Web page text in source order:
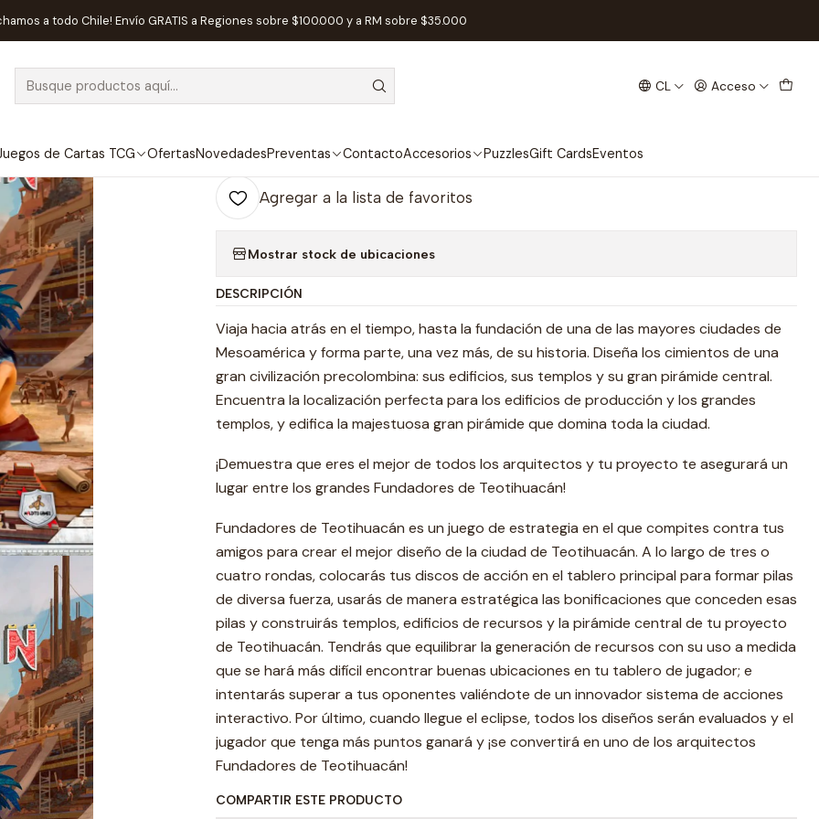
CL Acceso
de Cartas TCG OfertasNovedadesPreventas ContactoAccesorios PuzzlesGift CardsEventos
a todo Chile! Envío GRATIS a Regiones sobre $100.000 y a RM sobre $35.000
de Mesa Editorial Maldito Games Fundadores de Teotihuacán - Español
Fundadores de Teotihuacán - Español
Cantidad
Agregar al Carro
Agregar a la lista de favoritos
Mostrar stock de ubicaciones
DESCRIPCIÓN
Viaja hacia atrás en el tiempo, hasta la fundación de una de las mayores ciudades de
Mesoamérica y forma parte, una vez más, de su historia. Diseña los cimientos de una
gran civilización precolombina: sus edificios, sus templos y su gran pirámide central.
Encuentra la localización perfecta para los edificios de producción y los grandes
templos, y edifica la majestuosa gran pirámide que domina toda la ciudad.
¡Demuestra que eres el mejor de todos los arquitectos y tu proyecto te asegurará un
lugar entre los grandes Fundadores de Teotihuacán!
Fundadores de Teotihuacán es un juego de estrategia en el que compites contra tus
amigos para crear el mejor diseño de la ciudad de Teotihuacán. A lo largo de tres o
cuatro rondas, colocarás tus discos de acción en el tablero principal para formar pilas
de diversa fuerza, usarás de manera estratégica las bonificaciones que conceden esas
pilas y construirás templos, edificios de recursos y la pirámide central de tu proyecto
de Teotihuacán. Tendrás que equilibrar la generación de recursos con su uso a medida
que se hará más difícil encontrar buenas ubicaciones en tu tablero de jugador; e
intentarás superar a tus oponentes valiéndote de un innovador sistema de acciones
interactivo. Por último, cuando llegue el eclipse, todos los diseños serán evaluados y el
jugador que tenga más puntos ganará y ¡se convertirá en uno de los arquitectos
Fundadores de Teotihuacán!
COMPARTIR ESTE PRODUCTO